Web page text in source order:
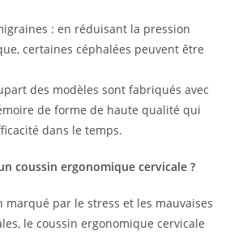
: en réduisant la pression
certaines céphalées peuvent être
des modèles sont fabriqués avec
de forme de haute qualité qui
dans le temps.
coussin ergonomique cervicale ?
marqué par le stress et les mauvaises
le coussin ergonomique cervicale